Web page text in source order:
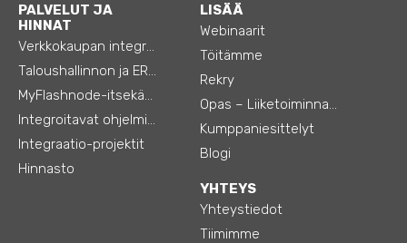
PALVELUT JA
HINNAT
Verkkokaupan integraatiot
Taloushallinnon ja ERP:n integraatiot
MyFlashnode-itsekäyttö-automaatio
Integroitavat ohjelmistot
Integraatio-projektit
Hinnasto
LISÄÄ
Webinaarit
Töitämme
Rekry
Opas – Liiketoiminnan tehostamiseen
Kumppaniesittelyt
Blogi
YHTEYS
Yhteystiedot
Tiimimme